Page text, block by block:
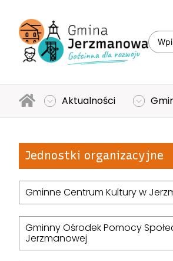
Aktualności
Jednostki organizacyjne
Gminne Centrum Kultury w
Gminny Ośrodek Pomocy
Jerzmanowej